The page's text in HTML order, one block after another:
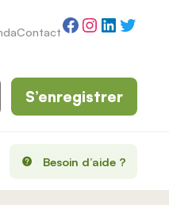
ContactFacebook
Instagram
Besoin d’aide ?
S’enregistrer